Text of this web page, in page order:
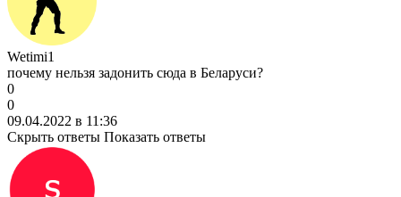
Wetimi1
почему нельзя задонить сюда в Беларуси?
0
0
09.04.2022 в 11:36
Скрыть ответы Показать ответы